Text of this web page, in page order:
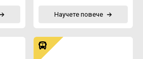
Научете повече